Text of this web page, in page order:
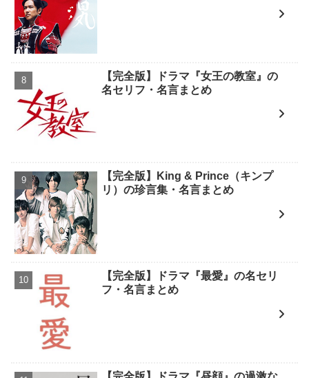
【完全版】ドラマ『女王の教室』の
名セリフ・名言まとめ
【完全版】King & Prince（キンプ
リ）の珍言集・名言まとめ
【完全版】ドラマ『最愛』の名セリ
フ・名言まとめ